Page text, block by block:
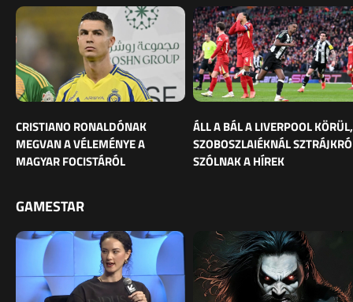
CRISTIANO RONALDÓNAK
MEGVAN A VÉLEMÉNYE A
MAGYAR FOCISTÁRÓL
ÁLL A BÁL A LIVERPOOL KÖRÜL,
SZOBOSZLAIÉKNÁL
SZÓLNAK A HÍREK
GAMESTAR